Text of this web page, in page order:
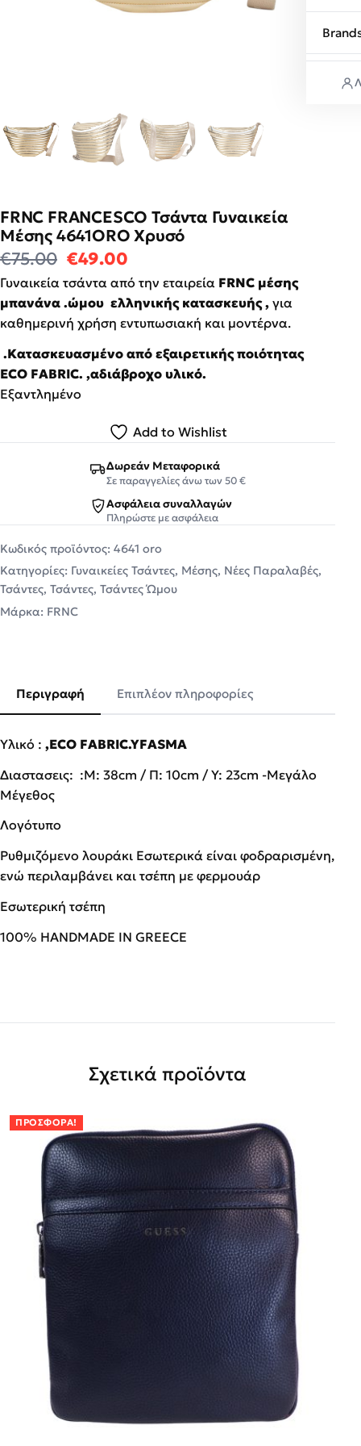
FRNC FRANCESCO Τσάντα Γυναικεία
Μέσης 4641ORO Χρυσό
€75.00 Original price was: €75.00.
€49.00
Γυναικεία τσάντα από την εταιρεία FRNC μέσης
μπανάνα .ώμου ελληνικής κατασκευής , για
καθημερινή χρήση εντυπωσιακή και μοντέρνα.
.Κατασκευασμένο από εξαιρετικής ποιότητας
ECO FABRIC. ,αδιάβροχο υλικό.
Εξαντλημένο
Add to Wishlist
Δωρεάν Μεταφορικά
Σε παραγγελίες άνω των 50 €
Ασφάλεια συναλλαγών
Πληρώστε με ασφάλεια
Κωδικός προϊόντος: 4641 oro
Κατηγορίες: Γυναικείες Τσάντες, Μέσης, Νέες Παραλαβές,
Τσάντες, Τσάντες, Τσάντες Ώμου
Μάρκα: FRNC
Περιγραφή Επιπλέον πληροφορίες
Υλικό : ,ECO FABRIC.YFASMA
Διαστασεις: :Μ: 38cm / Π: 10cm / Ύ: 23cm -Μεγάλο
Μέγεθος
Λογότυπο
Ρυθμιζόμενο λουράκι Εσωτερικά είναι φοδραρισμένη,
ενώ περιλαμβάνει και τσέπη με φερμουάρ
Εσωτερική τσέπη
100% HANDMADE IN GREECE
Σχετικά προϊόντα
ΠΡΟΣΦΟΡΆ!